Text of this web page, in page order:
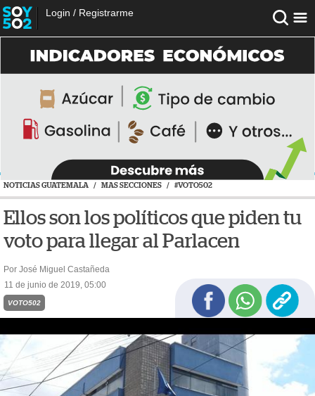
Login / Registrarme
NOTICIAS GUATEMALA / MAS SECCIONES / #VOTO502
Ellos son los políticos que piden tu
voto para llegar al Parlacen
Por José Miguel Castañeda
11 de junio de 2019, 05:00
VOTO502